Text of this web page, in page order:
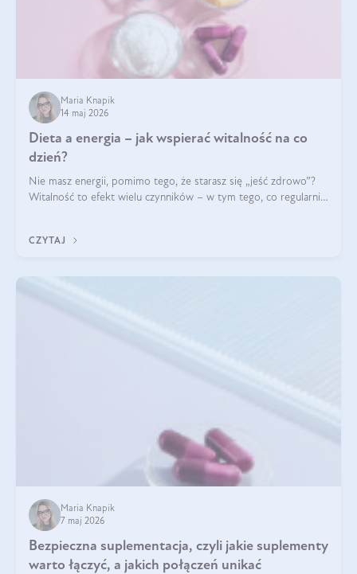
Maria Knapik
14 maj 2026
Dieta a energia – jak wspierać witalność na co
dzień?
Nie masz energii, pomimo tego, że starasz się „jeść zdrowo”?
Witalność to efekt wielu czynników – w tym tego, co regularnie
CZYTAJ
Maria Knapik
7 maj 2026
Bezpieczna suplementacja, czyli jakie suplementy
warto łączyć, a jakich połączeń unikać